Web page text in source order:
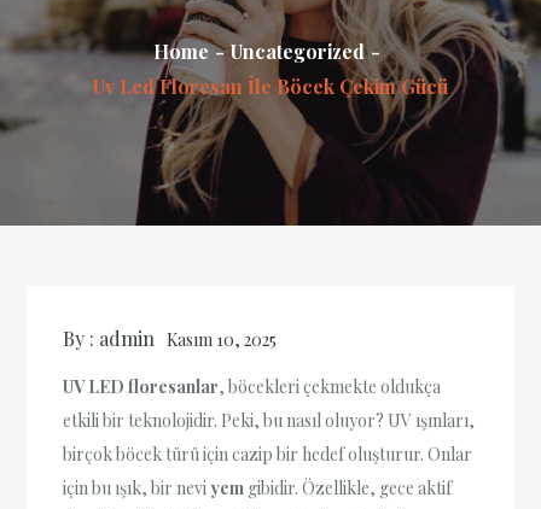
Home
Uncategorized
Uv Led Floresan İle Böcek Çekim Gücü
By : admin Kasım 10, 2025
UV LED floresanlar, böcekleri çekmekte oldukça
etkili bir teknolojidir. Peki, bu nasıl oluyor? UV ışınları,
birçok böcek türü için cazip bir hedef oluşturur. Onlar
için bu ışık, bir neviyem gibidir. Özellikle, gece aktif